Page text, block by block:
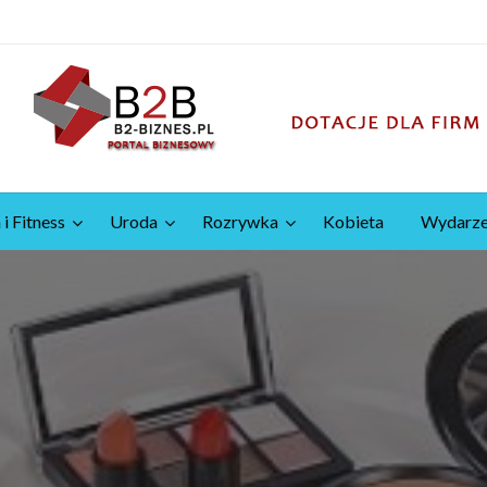
Fitness Uroda Rozrywka Kobieta